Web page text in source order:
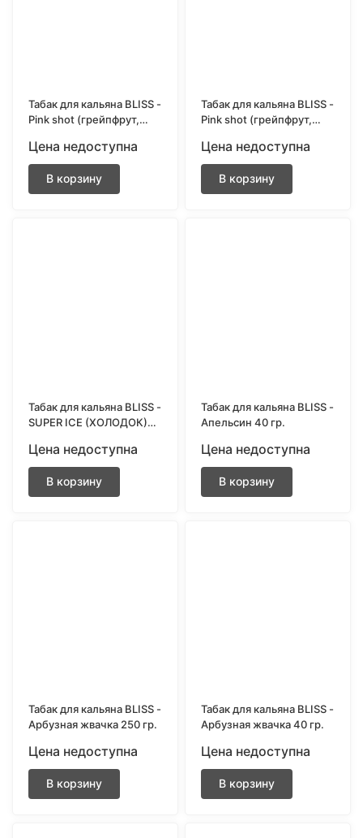
Табак для кальяна BLISS -
Pink shot (грейпфрут,
гр.
Цена недоступна
В корзину
Табак для кальяна BLISS -
Pink shot (грейпфрут,
Цена недоступна
В корзину
Табак для кальяна BLISS -
SUPER ICE (ХОЛОДОК)
Цена недоступна
В корзину
Табак для кальяна BLISS -
Апельсин 40 гр.
Цена недоступна
В корзину
Табак для кальяна BLISS -
Арбузная жвачка 250 гр.
Цена недоступна
В корзину
Табак для кальяна BLISS -
Арбузная жвачка 40 гр.
Цена недоступна
В корзину